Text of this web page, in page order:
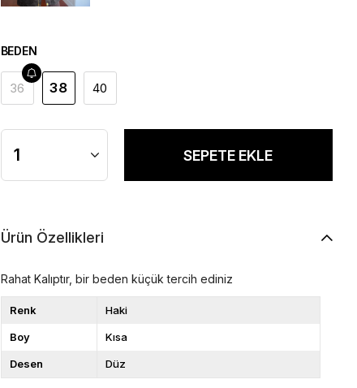
BEDEN
36 38 40
Ürün Özellikleri
Rahat Kalıptır, bir beden küçük tercih ediniz
Renk Haki
Boy Kısa
Desen Düz